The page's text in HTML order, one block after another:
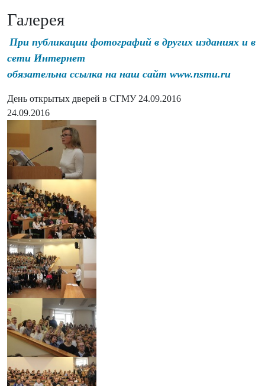
Галерея
При публикации фотографий в других изданиях и в
сети Интернет
обязательна ссылка на наш сайт www.nsmu.ru
День открытых дверей в СГМУ 24.09.2016
24.09.2016